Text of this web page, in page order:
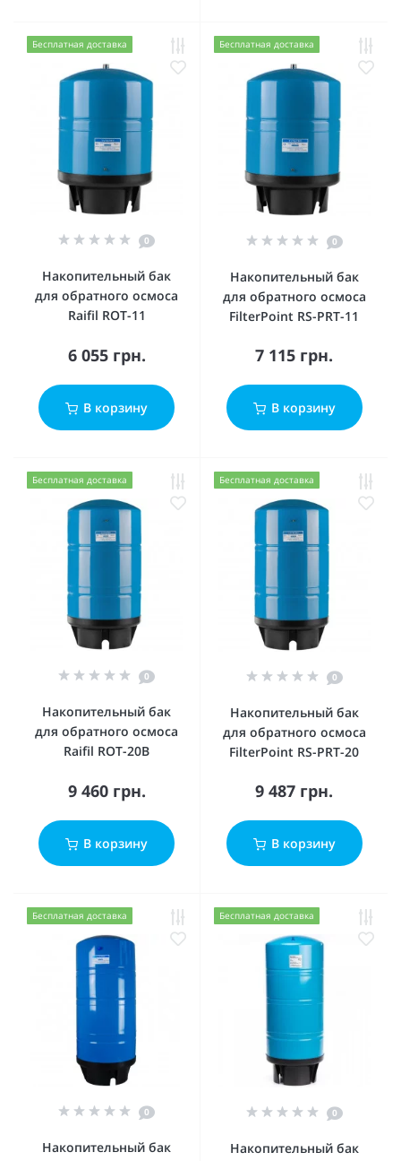
Бесплатная доставка
0
Накопительный бак
для обратного осмоса
Raifil ROT-11
6 055 грн.
В корзину
Бесплатная доставка
0
Накопительный бак
для обратного осмоса
FilterPoint RS-PRT-11
7 115 грн.
В корзину
Бесплатная доставка
0
Накопительный бак
для обратного осмоса
Raifil ROT-20B
9 460 грн.
В корзину
Бесплатная доставка
0
Накопительный бак
для обратного осмоса
FilterPoint RS-PRT-20
9 487 грн.
В корзину
Бесплатная доставка
0
Накопительный бак
Бесплатная доставка
0
Накопительный бак